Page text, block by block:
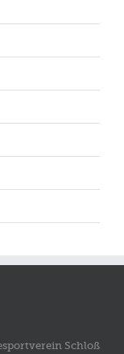
Schloß